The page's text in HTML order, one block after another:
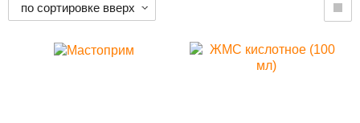
по сортировке вверх